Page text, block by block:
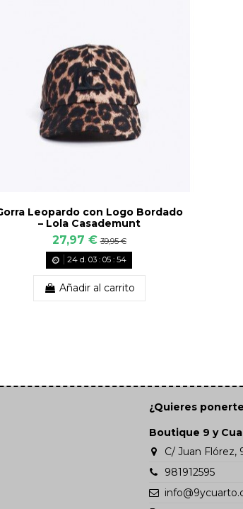
Leopardo con Logo Bordado
– Lola Casademunt
27,97 € 39,95 €
24 d. 03 :05 :53
Añadir al carrito
¿Quieres
Boutique 9 y
C/ Juan Flórez,
981912595